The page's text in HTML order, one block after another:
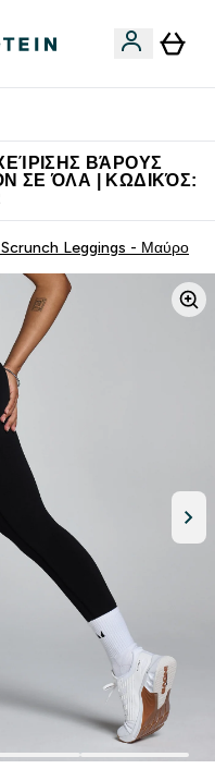
ΒΆΡΟΥΣ
ΣΕ ΌΛΑ | ΚΩΔΙΚΌΣ:
Leggings - Μαύρο